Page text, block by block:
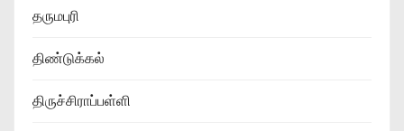
தருமபுரி
திண்டுக்கல்
திருச்சிராப்பள்ளி